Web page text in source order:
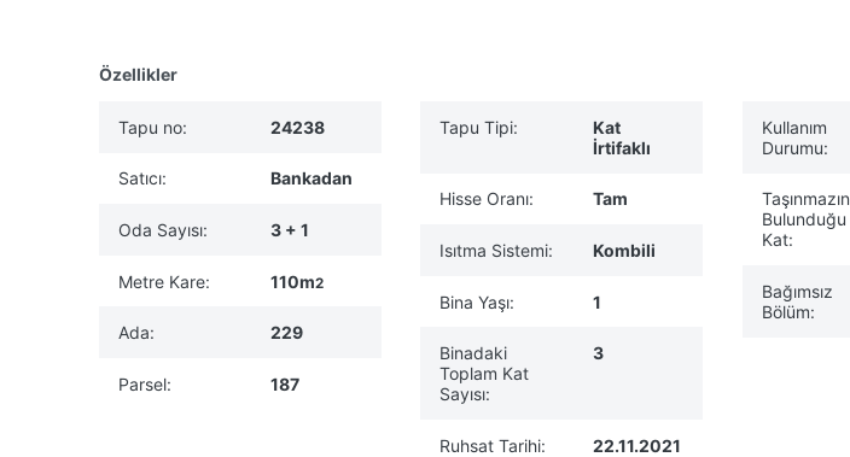
Özellikler
Tapu no: 24238
Satıcı: Bankadan
Oda Sayısı: 3 + 1
Metre Kare: 110m2
Ada: 229
Parsel: 187
Tapu Tipi:
Kat
İrtifaklı
Hisse Oranı: Tam
Isıtma Sistemi: Kombili
Bina Yaşı: 1
Binadaki
Toplam Kat
Sayısı:
3
Ruhsat Tarihi: 22.11.2021
Kullanım
Durumu:
Taşınmazın
Bulunduğu
Kat:
Bağımsız
Bölüm: